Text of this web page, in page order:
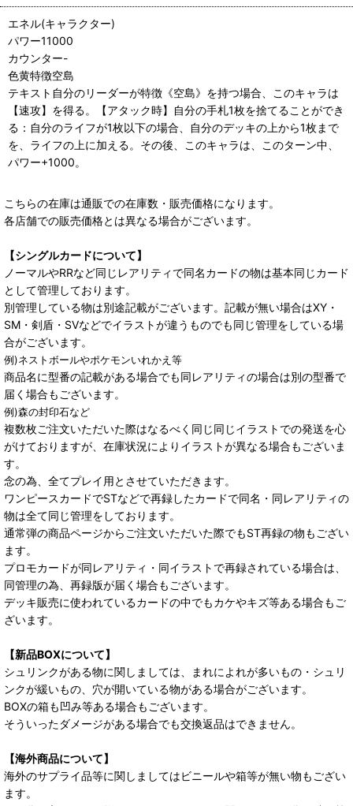
エネル(キャラクター)
パワー11000
カウンター-
色黄特徴空島
テキスト自分のリーダーが特徴《空島》を持つ場合、このキャラは
【速攻】を得る。【アタック時】自分の手札1枚を捨てることができ
る：自分のライフが1枚以下の場合、自分のデッキの上から1枚まで
を、ライフの上に加える。その後、このキャラは、このターン中、
パワー+1000。
こちらの在庫は通販での在庫数・販売価格になります。
各店舗での販売価格とは異なる場合がございます。
【シングルカードについて】
ノーマルやRRなど同じレアリティで同名カードの物は基本同じカード
として管理しております。
別管理している物は別途記載がございます。記載が無い場合はXY・
SM・剣盾・SVなどでイラストが違うものでも同じ管理をしている場
合がございます。
例)ネストボールやポケモンいれかえ等
商品名に型番の記載がある場合でも同レアリティの場合は別の型番で
届く場合もございます。
例)森の封印石など
複数枚ご注文いただいた際はなるべく同じ同じイラストでの発送を心
がけておりますが、在庫状況によりイラストが異なる場合もございま
す。
念の為、全てプレイ用とさせていただきます。
ワンピースカードでSTなどで再録したカードで同名・同レアリティの
物は全て同じ管理をしております。
通常弾の商品ページからご注文いただいた際でもST再録の物もござい
ます。
プロモカードが同レアリティ・同イラストで再録されている場合は、
同管理の為、再録版が届く場合もございます。
デッキ販売に使われているカードの中でもカケやキズ等ある場合もご
ざいます。
【新品BOXについて】
シュリンクがある物に関しましては、まれによれが多いもの・シュリ
ンクが緩いもの、穴が開いている物がある場合がございます。
BOXの箱も凹み等ある場合もございます。
そういったダメージがある場合でも交換返品はできません。
【海外商品について】
海外のサプライ品等に関しましてはビニールや箱等が無い物もござい
ます。